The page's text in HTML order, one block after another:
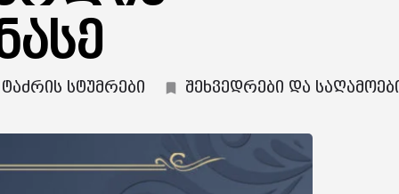
ტაძრის სტუმრები შეხვედრები და